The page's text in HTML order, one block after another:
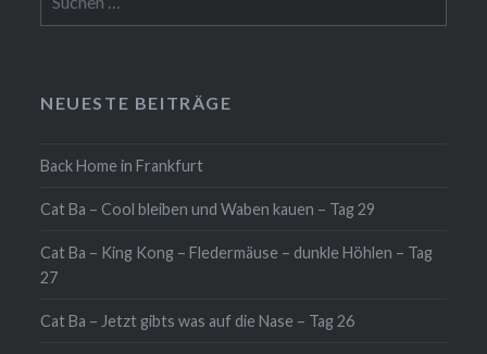
nach:
NEUESTE BEITRÄGE
Back Home in Frankfurt
Cat Ba – Cool bleiben und Waben kauen – Tag 29
Cat Ba – King Kong – Fledermäuse – dunkle Höhlen – Tag
27
Cat Ba – Jetzt gibts was auf die Nase – Tag 26